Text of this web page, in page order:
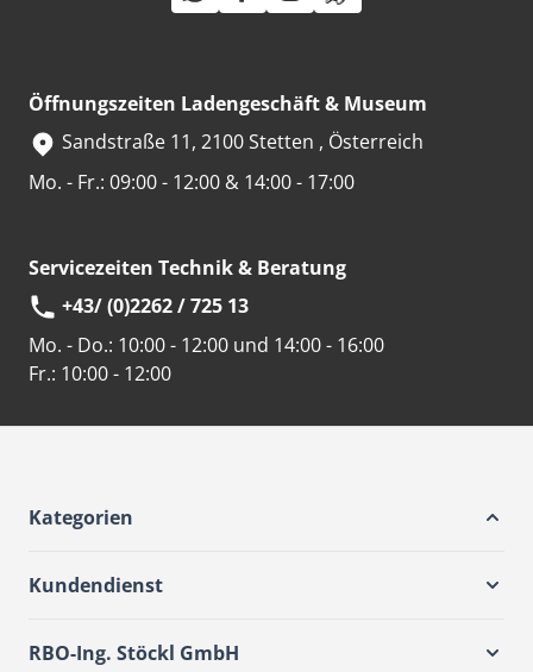
Öffnungszeiten Ladengeschäft & Museum
Sandstraße 11, 2100 Stetten , Österreich
Mo. - Fr.: 09:00 - 12:00 & 14:00 - 17:00
Servicezeiten Technik & Beratung
+43/ (0)2262 / 725 13
Mo. - Do.: 10:00 - 12:00 und 14:00 - 16:00
Fr.: 10:00 - 12:00
Kategorien
Kundendienst
RBO-Ing. Stöckl GmbH